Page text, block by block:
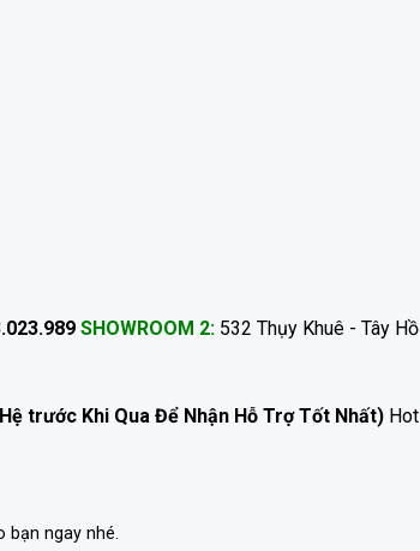
SHOWROOM 2: 532 Thụy Khuê - Tây
trước Khi Qua Để Nhận Hỗ Trợ Tốt Nhất)
bạn ngay nhé.